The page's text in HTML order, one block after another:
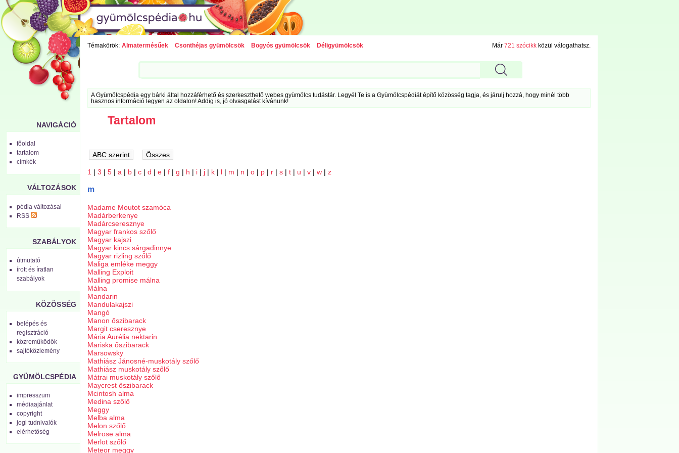
NAVIGÁCIÓ
főoldal
tartalom
címkék
VÁLTOZÁSOK
pédia változásai
RSS
SZABÁLYOK
útmutató
írott és íratlan
szabályok
KÖZÖSSÉG
belépés és
regisztráció
közreműködők
sajtóközlemény
GYÜMÖLCSPÉDIA
impresszum
médiaajánlat
copyright
jogi tudnivalók
elérhetőség
Témakörök: Almatermésűek Csonthéjas gyümölcsök Bogyós gyümölcsök Déligyümölcsök Már 721 szócikkközül válogathatsz.
A Gyümölcspédia egy bárki által hozzáférhető és szerkeszthető webes gyümölcs tudástár. Legyél Te is a Gyümölcspédiát építő közösség tagja, és járulj hozzá, hogy minél több
hasznos információ legyen az oldalon! Addig is, jó olvasgatást kívánunk!
Tartalom
1 |3 |5 |a | b |c |d |e |f |g | h | i | j | k | l | m | n |o | p | r |s |t | u |v |w |z
m
Madame Moutot szamóca
Madárberkenye
Madárcseresznye
Magyar frankos szőlő
Magyar kajszi
Magyar kincs sárgadinnye
Magyar rizling szőlő
Maliga emléke meggy
Malling Exploit
Malling promise málna
Málna
Mandarin
Mandulakajszi
Mangó
Manon őszibarack
Margit cseresznye
Mária Aurélia nektarin
Mariska őszibarack
Marsowsky
Mathiász Jánosné-muskotály szőlő
Mathiász muskotály szőlő
Mátrai muskotály szőlő
Maycrest őszibarack
Mcintosh alma
Medina szőlő
Meggy
Melba alma
Melon szőlő
Melrose alma
Merlot szőlő
Meteor meggy